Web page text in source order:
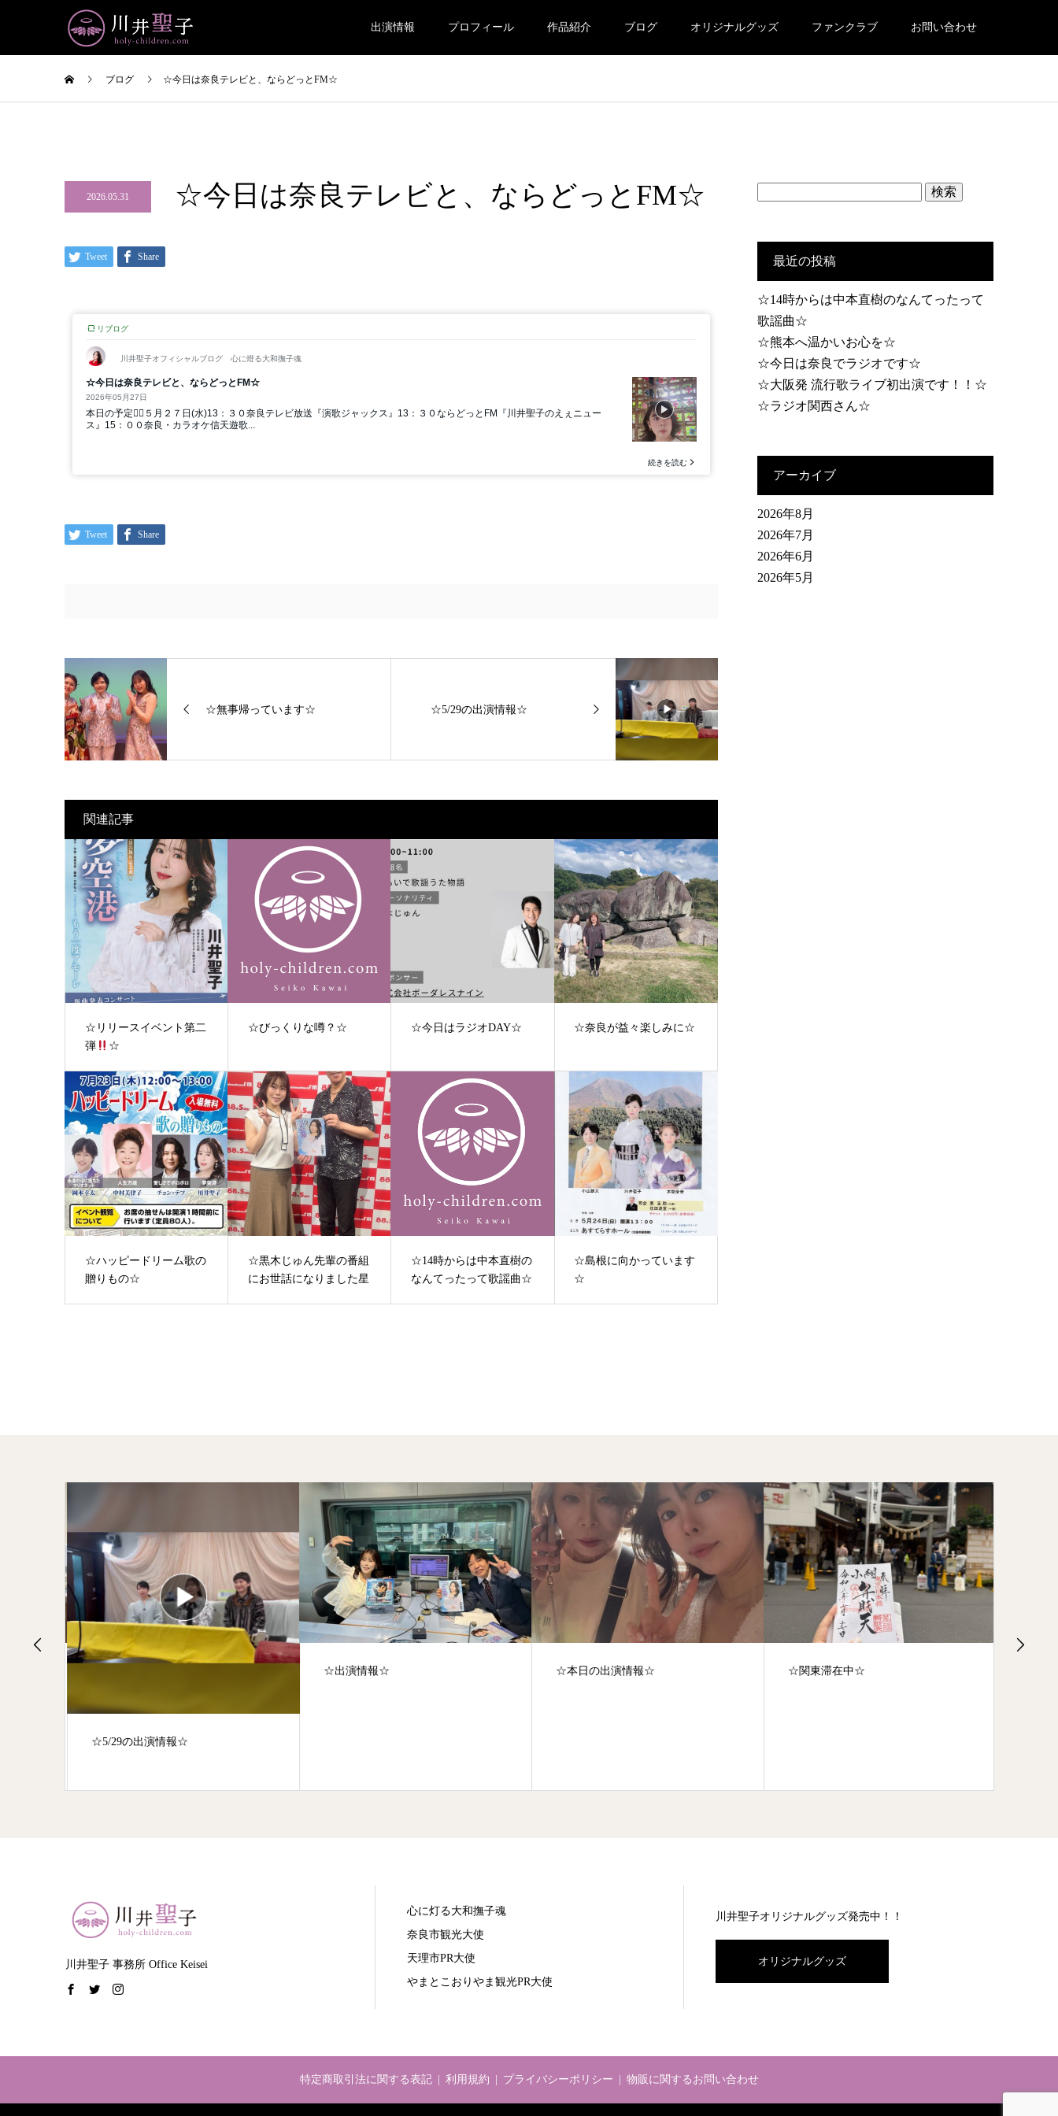
出演情報 プロフィール 作品紹介 ブログ オリジナルグッズ ファンクラブ お問い合わせ
ブログ ☆今日は奈良テレビと、ならどっとFM☆
2026.05.31 ☆今日は奈良テレビと、ならどっとFM☆
Tweet Share
Tweet Share
☆無事帰っています☆ ☆5/29の出演情報☆
関連記事
☆リリースイベント第二
弾
☆
☆びっくりな噂？☆ ☆今日はラジオDAY☆ ☆奈良が益々楽しみに☆
☆ハッピードリーム歌の
贈りもの☆
☆黒木じゅん先輩の番組
にお世話になりました星
☆14時からは中本直樹の
なんてったって歌謡曲☆
☆島根に向かっています
☆
最近の投稿
☆14時からは中本直樹のなんてったって
歌謡曲☆
☆熊本へ温かいお心を☆
☆今日は奈良でラジオです☆
☆大阪発 流行歌ライブ初出演です！！☆
☆ラジオ関西さん☆
アーカイブ
2026年8月
2026年7月
2026年6月
2026年5月
☆5/29の出演情報☆
☆出演情報☆ ☆本日の出演情報☆ ☆関東滞在中☆
川井聖子 事務所 Office Keisei
心に灯る大和撫子魂
奈良市観光大使
天理市PR大使
やまとこおりやま観光PR大使
川井聖子オリジナルグッズ発売中！！
オリジナルグッズ
特定商取引法に関する表記 利用規約 プライバシーポリシー 物販に関するお問い合わせ